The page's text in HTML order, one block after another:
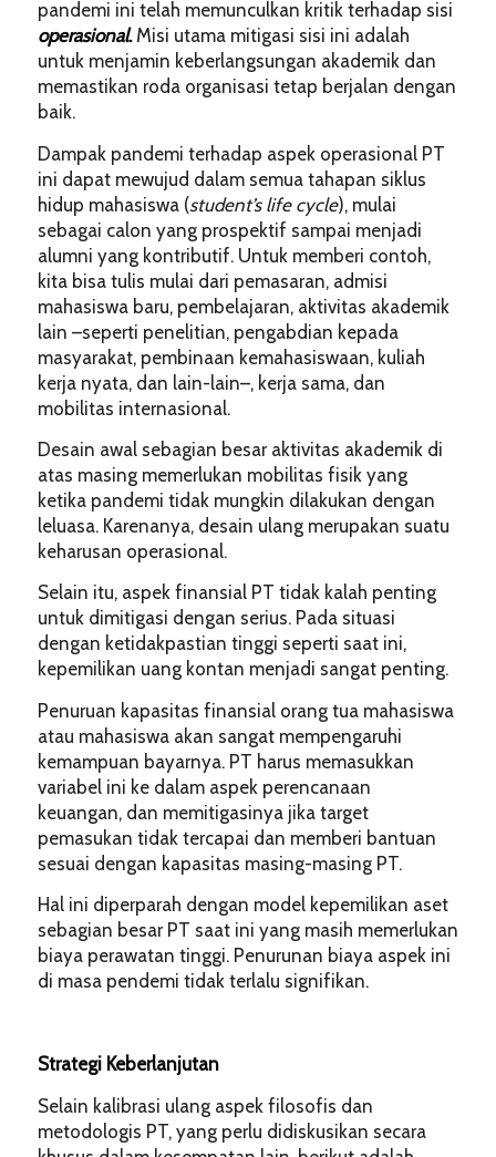
pandemi ini telah memunculkan kritik terhadap sisi
operasional.Misi utama mitigasi sisi ini adalah
untuk menjamin keberlangsungan akademik dan
memastikan roda organisasi tetap berjalan dengan
baik.
Dampak pandemi terhadap aspek operasional PT
ini dapat mewujud dalam semua tahapan siklus
hidup mahasiswa (student’s life cycle), mulai
sebagai calon yang prospektif sampai menjadi
alumni yang kontributif. Untuk memberi contoh,
kita bisa tulis mulai dari pemasaran, admisi
mahasiswa baru, pembelajaran, aktivitas akademik
lain –seperti penelitian, pengabdian kepada
masyarakat, pembinaan kemahasiswaan, kuliah
kerja nyata, dan lain-lain–, kerja sama, dan
mobilitas internasional.
Desain awal sebagian besar aktivitas akademik di
atas masing memerlukan mobilitas fisik yang
ketika pandemi tidak mungkin dilakukan dengan
leluasa. Karenanya, desain ulang merupakan suatu
keharusan operasional.
Selain itu, aspek finansial PT tidak kalah penting
untuk dimitigasi dengan serius. Pada situasi
dengan ketidakpastian tinggi seperti saat ini,
kepemilikan uang kontan menjadi sangat penting.
Penuruan kapasitas finansial orang tua mahasiswa
atau mahasiswa akan sangat mempengaruhi
kemampuan bayarnya. PT harus memasukkan
variabel ini ke dalam aspek perencanaan
keuangan, dan memitigasinya jika target
pemasukan tidak tercapai dan memberi bantuan
sesuai dengan kapasitas masing-masing PT.
Hal ini diperparah dengan model kepemilikan aset
sebagian besar PT saat ini yang masih memerlukan
biaya perawatan tinggi. Penurunan biaya aspek ini
di masa pendemi tidak terlalu signifikan.
Strategi Keberlanjutan
Selain kalibrasi ulang aspek filosofis dan
metodologis PT, yang perlu didiskusikan secara